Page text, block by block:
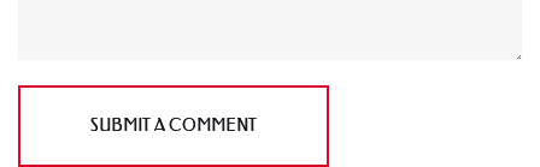
SUBMIT A COMMENT